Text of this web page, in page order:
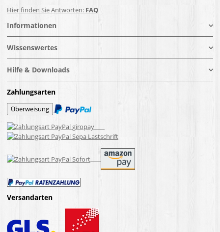
Hier finden Sie Antworten: FAQ
Informationen
Wissenswertes
Hilfe & Downloads
Zahlungsarten
Versandarten